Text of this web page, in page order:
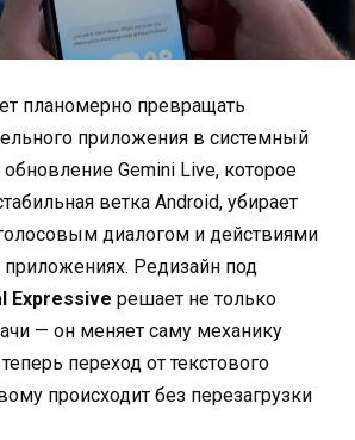
планомерно превращать
приложения в системный
Gemini Live, которое
ветка Android, убирает
диалогом и действиями
Редизайн под
Expressive решает не только
— он меняет саму механику
переход от текстового
происходит без перезагрузки